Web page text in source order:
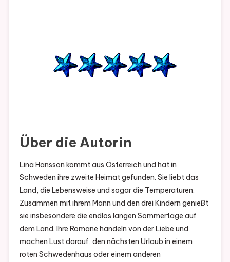
Über die Autorin
Lina Hansson kommt aus Österreich und hat in
Schweden ihre zweite Heimat gefunden. Sie liebt das
Land, die Lebensweise und sogar die Temperaturen.
Zusammen mit ihrem Mann und den drei Kindern genießt
sie insbesondere die endlos langen Sommertage auf
dem Land. Ihre Romane handeln von der Liebe und
machen Lust darauf, den nächsten Urlaub in einem
roten Schwedenhaus oder einem anderen